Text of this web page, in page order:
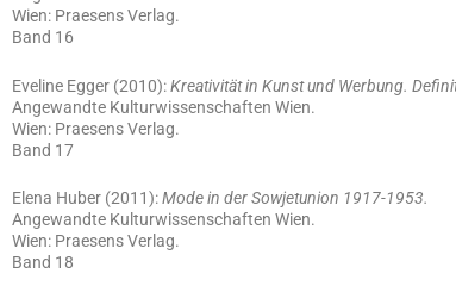
Wien: Praesens Verlag.
Band 16
Eveline Egger (2010):Kreativität in Kunst und Werbung.
Angewandte Kulturwissenschaften Wien.
Wien: Praesens Verlag.
Band 17
Elena Huber (2011):Mode in der Sowjetunion 1917-1953.
Angewandte Kulturwissenschaften Wien.
Wien: Praesens Verlag.
Band 18